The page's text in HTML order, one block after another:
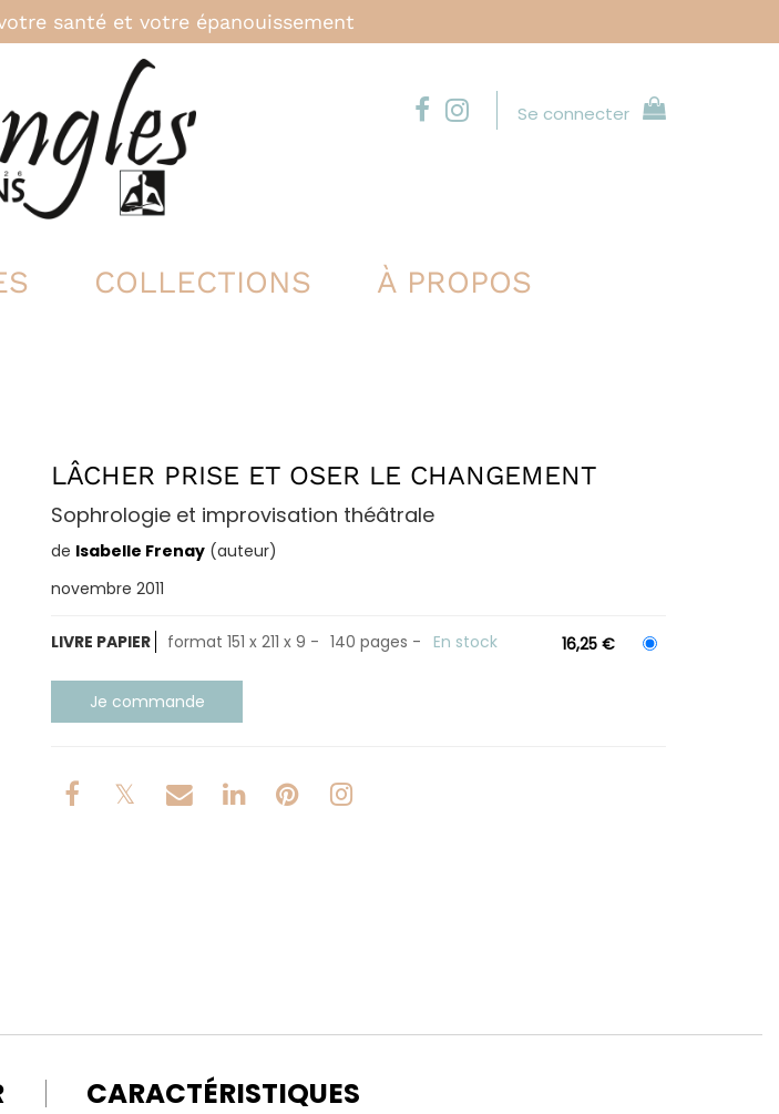
santé et votre épanouissement
Se connecter
COLLECTIONS À PROPOS
LÂCHER PRISE ET OSER LE CHANGEMENT
Sophrologie et improvisation théâtrale
de Isabelle Frenay (auteur)
novembre 2011
LIVRE PAPIER format 151 x 211 x 9 140 pages En stock 16,25 €
CARACTÉRISTIQUES